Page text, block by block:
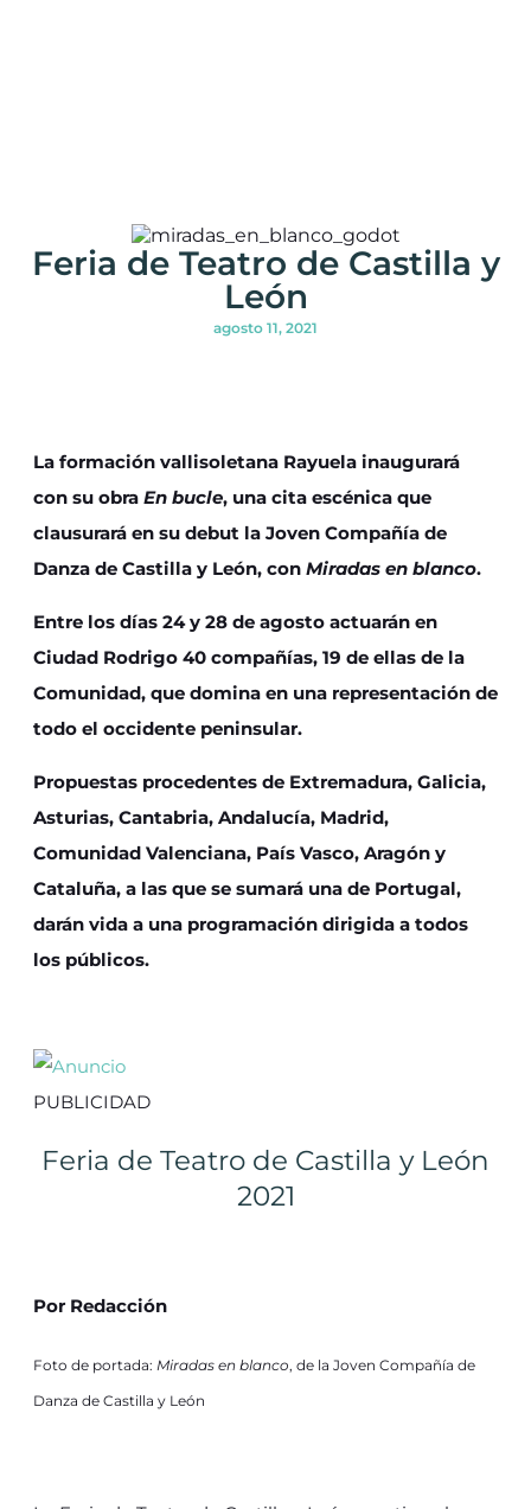
Feria de Teatro de Castilla y
León
agosto 11, 2021
La formación vallisoletana Rayuela inaugurará
con su obra En bucle, una cita escénica que
clausurará en su debut la Joven Compañía de
Danza de Castilla y León, con Miradas en blanco.
Entre los días 24 y 28 de agosto actuarán en
Ciudad Rodrigo 40 compañías, 19 de ellas de la
Comunidad, que domina en una representación de
todo el occidente peninsular.
Propuestas procedentes de Extremadura, Galicia,
Asturias, Cantabria, Andalucía, Madrid,
Comunidad Valenciana, País Vasco, Aragón y
Cataluña, a las que se sumará una de Portugal,
darán vida a una programación dirigida a todos
los públicos.
PUBLICIDAD
Feria de Teatro de Castilla y León
2021
Por Redacción
Foto de portada: Miradas en blanco, de la Joven Compañía de
Danza de Castilla y León